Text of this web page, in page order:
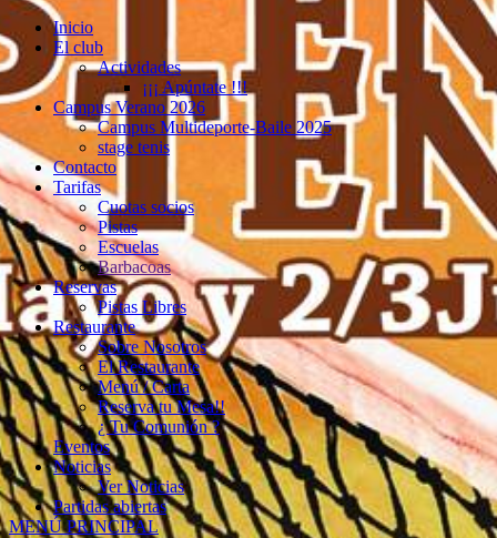
Inicio
El club
Actividades
¡¡¡ Apúntate !!!
Campus Verano 2026
Campus Multideporte-Baile 2025
stage tenis
Contacto
Tarifas
Cuotas socios
Pistas
Escuelas
Barbacoas
Reservas
Pistas Libres
Restaurante
Sobre Nosotros
El Restaurante
Menú / Carta
Reserva tu Mesa!!
¿ Tu Comunión ?
Eventos
Noticias
Ver Noticias
Partidas abiertas
MENÚ PRINCIPAL